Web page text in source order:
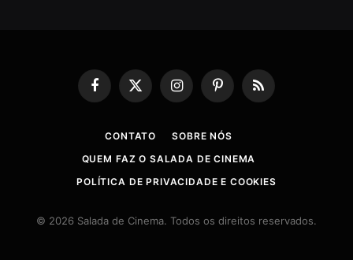
Facebook
X
(Twitter)
InstagramPinterestRSS
CONTATO
SOBRE NÓS
QUEM FAZ O SALADA DE CINEMA
POLÍTICA DE PRIVACIDADE E COOKIES
© 2026 Salada de Cinema. Todos os direitos reservados.